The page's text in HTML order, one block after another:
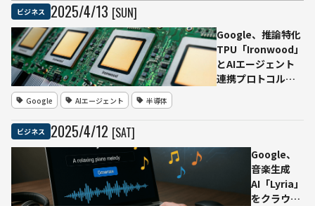
ビジネス 2025/4/13 [SUN]
Google、推論特化
TPU「Ironwood」
とAIエージェント
連携プロトコル
Google AIエージェント 半導体
ビジネス 2025/4/12 [SAT]
Google、
音楽生成
AI「Lyria」
をクラウド